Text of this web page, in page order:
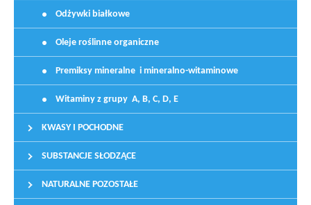
Odżywki białkowe
Oleje roślinne organiczne
Premiksy mineralne i mineralno-witaminowe
Witaminy z grupy A, B, C, D, E
KWASY I POCHODNE
SUBSTANCJE SŁODZĄCE
NATURALNE POZOSTAŁE